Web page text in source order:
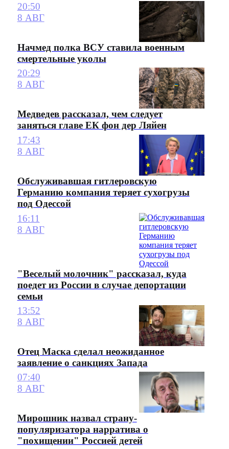
20:50
8 АВГ
Начмед полка ВСУ ставила военным
смертельные уколы
20:29
8 АВГ
Медведев рассказал, чем следует
заняться главе ЕК фон дер Ляйен
17:43
8 АВГ
Обслуживавшая гитлеровскую
Германию компания теряет сухогрузы
под Одессой
16:11
8 АВГ
"Веселый молочник" рассказал, куда
поедет из России в случае депортации
семьи
13:52
8 АВГ
Отец Маска сделал неожиданное
заявление о санкциях Запада
07:40
8 АВГ
Мирошник назвал страну-
популяризатора нарратива о
"похищении" Россией детей